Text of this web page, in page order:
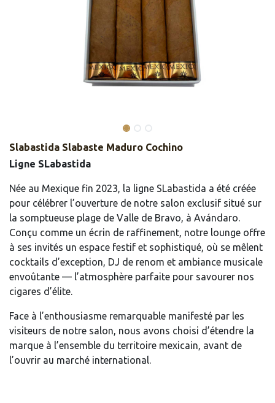
Slabastida Slabaste Maduro Cochino
Ligne SLabastida
Née au Mexique fin 2023, la ligne SLabastida a été créée
pour célébrer l’ouverture de notre salon exclusif situé sur
la somptueuse plage de Valle de Bravo, à Avándaro.
Conçu comme un écrin de raffinement, notre lounge offre
à ses invités un espace festif et sophistiqué, où se mêlent
cocktails d’exception, DJ de renom et ambiance musicale
envoûtante — l’atmosphère parfaite pour savourer nos
cigares d’élite.
Face à l’enthousiasme remarquable manifesté par les
visiteurs de notre salon, nous avons choisi d’étendre la
marque à l’ensemble du territoire mexicain, avant de
l’ouvrir au marché international.